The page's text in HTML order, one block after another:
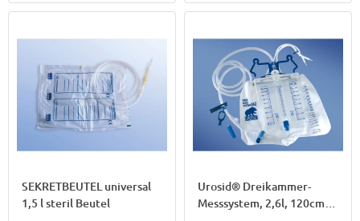
SEKRETBEUTEL universal
1,5 l steril Beutel
Urosid® Dreikammer-
Messsystem, 2,6l, 120cm,